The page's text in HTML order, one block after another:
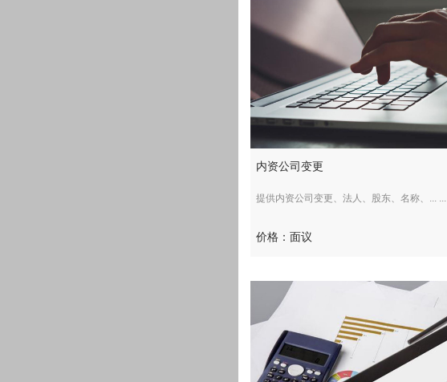
内资公司变更
提供内资公司变更、法人、股东、名称、... ...
价格：面议